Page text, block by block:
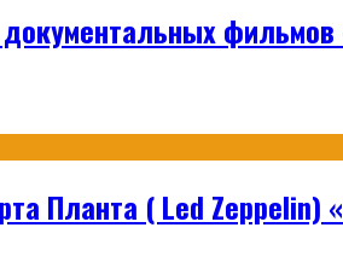
Планта ( Led